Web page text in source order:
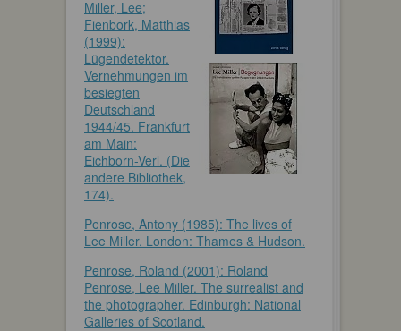
Miller, Lee;
Fienbork, Matthias
(1999):
Lügendetektor.
Vernehmungen im
besiegten
Deutschland
1944/45. Frankfurt
am Main:
Eichborn-Verl. (Die
andere Bibliothek,
174).
Penrose, Antony (1985): The lives of
Lee Miller. London: Thames & Hudson.
Penrose, Roland (2001): Roland
Penrose, Lee Miller. The surrealist and
the photographer. Edinburgh: National
Galleries of Scotland.